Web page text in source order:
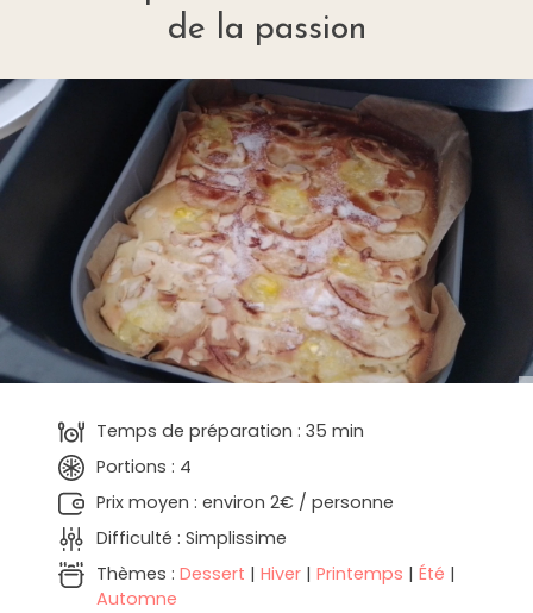
de la passion
Temps de préparation : 35 min
Portions : 4
Prix moyen : environ 2€ / personne
Difficulté : Simplissime
Thèmes : Dessert | Hiver | Printemps | Été |
Automne